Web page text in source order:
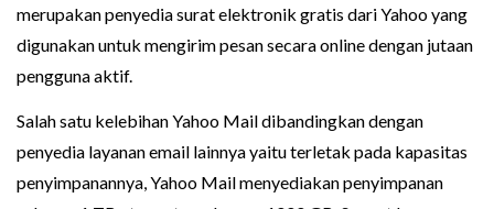
merupakan penyedia surat elektronik gratis dari Yahoo yang
digunakan untuk mengirim pesan secara online dengan jutaan
pengguna aktif.
Salah satu kelebihan Yahoo Mail dibandingkan dengan
penyedia layanan email lainnya yaitu terletak pada kapasitas
penyimpanannya, Yahoo Mail menyediakan penyimpanan